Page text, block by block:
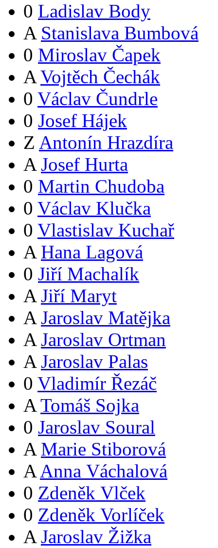
0 Ladislav Body
A Stanislava Bumbová
0 Miroslav Čapek
A Vojtěch Čechák
0 Václav Čundrle
0 Josef Hájek
Z Antonín Hrazdíra
A Josef Hurta
0 Martin Chudoba
0 Václav Klučka
0 Vlastislav Kuchař
A Hana Lagová
0 Jiří Machalík
A Jiří Maryt
A Jaroslav Matějka
A Jaroslav Ortman
A Jaroslav Palas
0 Vladimír Řezáč
A Tomáš Sojka
0 Jaroslav Soural
A Marie Stiborová
A Anna Váchalová
0 Zdeněk Vlček
0 Zdeněk Vorlíček
A Jaroslav Žižka